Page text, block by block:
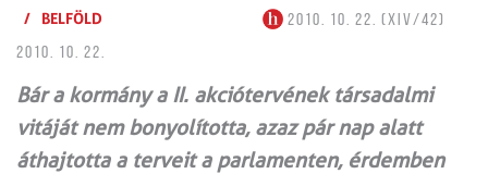
/ BELFÖLD
2010. 10. 22. (XIV/42)
2010. 10. 22.
Bár a kormány a II. akciótervének társadalmi
vitáját nem bonyolította, azaz pár nap alatt
áthajtotta a terveit a parlamenten, érdemben